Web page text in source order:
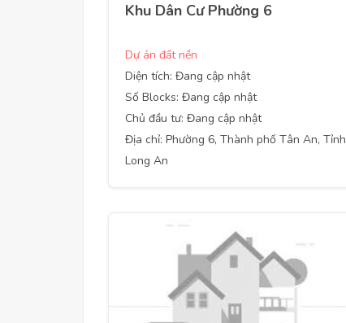
Khu Dân Cư Phường 6
Dự án đất nền
Diện tích: Đang cập nhật
Số Blocks: Đang cập nhật
Chủ đầu tư: Đang cập nhật
Địa chỉ: Phường 6, Thành phố Tân An, Tỉnh
Long An